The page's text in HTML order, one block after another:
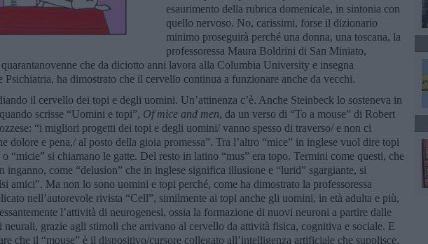
esaurimento della rubrica domenicale, in sintonia con
quello nervoso. No, carissimi, forse il dizionario
minimo proseguirà perché una donna, una toscana, la
professoressa Maura Boldrini di San Miniato,
quarantanovenne che da diciotto anni lavora alla Columbia University e insegna
Psichiatria, ha dimostrato che il cervello continua a funzionare anche da vecchi.
il cervello dei topi e degli uomini. Un’attinenza c’è. Anche Steinbeck lo sosteneva in
scrisse “Uomini e topi”, Of mice and men, da un verso di “To a mouse” di Robert
“i migliori progetti dei topi e degli uomini/ vanno spesso di traverso/ e non ci
dolore e pena,/ al posto della gioia promessa”. Tra l’altro “mice” in inglese vuol dire topi
o “micie” si chiamano le gatte. Del resto in latino “mus” era topo. Termini come questi, che
inganno, come “delusion” che in inglese significa illusione e “lurid” sgargiante, si
amici”. Ma non lo sono uomini e topi perché, come ha dimostrato la professoressa
nell’autorevole rivista “Cell”, similmente ai topi anche gli uomini, in età adulta e più,
l’attività di neurogenesi, ossia la formazione di nuovi neuroni a partire dalle
neurali, grazie agli stimoli che arrivano al cervello da attività fisica, cognitiva e sociale. E
che il “mouse” è il dispositivo/cursore collegato all’intelligenza artificiale che supplisce,